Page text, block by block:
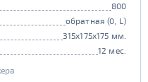
800
обратная (0, L)
315x175x175 мм.
12 мес.